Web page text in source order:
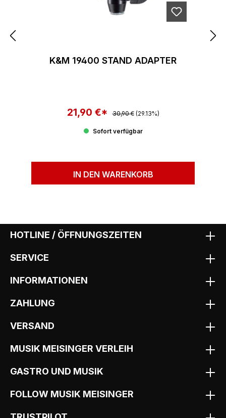
K&M 19400 STAND ADAPTER
Verkaufspreis:
21,90 €* Regulärer Preis:
30,90 € (29.13%)
Sofort verfügbar
IN DEN WARENKORB
HOTLINE / ÖFFNUNGSZEITEN
SERVICE
INFORMATIONEN
ZAHLUNG
VERSAND
MUSIK MEISINGER VERLEIH
GASTRO UND MUSIK
FOLLOW MUSIK MEISINGER